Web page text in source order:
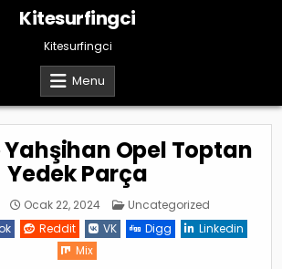
Kitesurfingci
Kitesurfingci
Menu
Yahşihan Opel Toptan
Yedek Parça
Ocak 22, 2024 Posted
Uncategorized
Reddit VK Digg
Linkedin
Mix